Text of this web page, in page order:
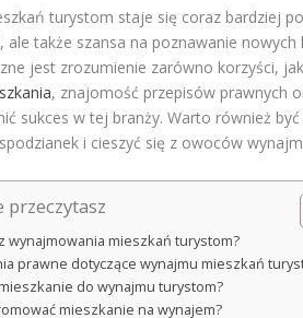
turystom staje się coraz bardziej
także szansa na poznawanie
jest zrozumienie zarówno korzyści,
, znajomość przepisów prawnych
sukces w tej branży. Warto również
i cieszyć się z owoców
wynajmowania mieszkań turystom?
prawne dotyczące wynajmu mieszkań
do wynajmu turystom?
mieszkanie na wynajem?